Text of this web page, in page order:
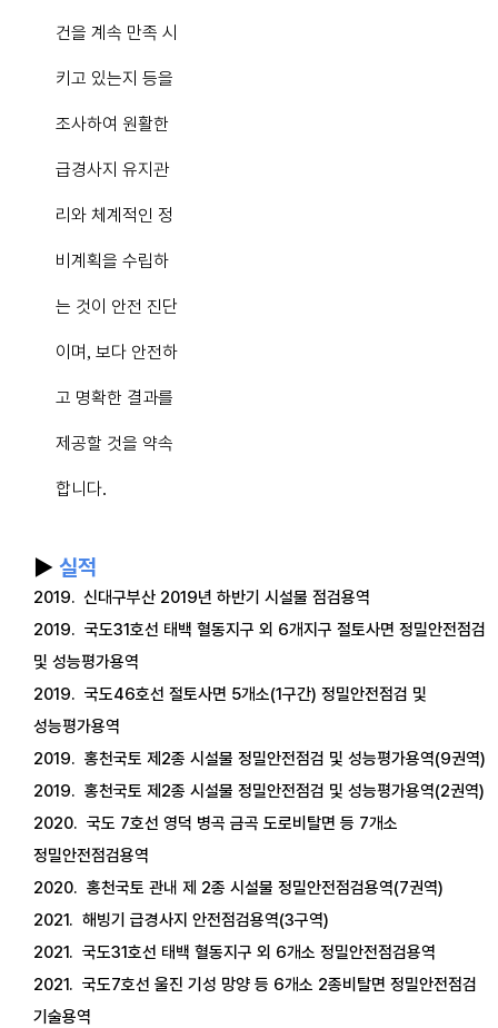
건을 계속 만족 시
키고 있는지 등을
조사하여 원활한
급경사지 유지관
리와 체계적인 정
비계획을 수립하
는 것이 안전 진단
이며, 보다 안전하
고 명확한 결과를
제공할 것을 약속
합니다.
▶ 실적
2019. 신대구부산 2019년 하반기 시설물 점검용역
2019. 국도31호선 태백 혈동지구 외 6개지구 절토사면 정밀안전점검
및 성능평가용역
2019. 국도46호선 절토사면 5개소(1구간) 정밀안전점검 및
성능평가용역
2019. 홍천국토 제 2종 시설물 정밀안전점검 및 성능평가용역(9권역)
2019. 홍천국토 제 2종 시설물 정밀안전점검 및 성능평가용역(2권역)
2020. 국도 7호선 영덕 병곡 금곡 도로비탈면 등 7개소
정밀안전점검용역
2020. 홍천국토 관내 제 2종 시설물 정밀안전점검용역(7권역)
2021. 해빙기 급경사지 안전점검용역(3구역)
2021. 국도31호선 태백 혈동지구 외 6개소 정밀안전점검용역
2021. 국도7호선 울진 기성 망양 등 6개소 2종비탈면 정밀안전점검
기술용역